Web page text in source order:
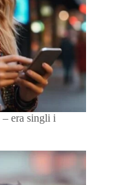
– era singli i